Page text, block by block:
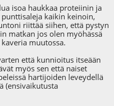
isoa haukkaa proteiinin ja
kaikin keinoin,
riittää siihen, että pystyn
matkan jos olen myöhässä
muutossa.
että kunnioitus itseään
myös sen että naiset
hartijoiden leveydellä
(ensivaikutusta